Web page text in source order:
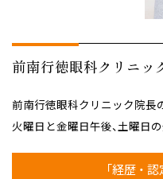
前南行徳眼科クリニッ
前南行徳眼科クリニック院長
火曜日と金曜日午後、土曜日
「経歴 ・